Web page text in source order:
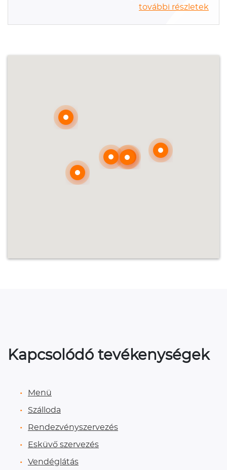
további részletek
Kapcsolódó tevékenységek
Menü
Szálloda
Rendezvényszervezés
Esküvő szervezés
Vendéglátás